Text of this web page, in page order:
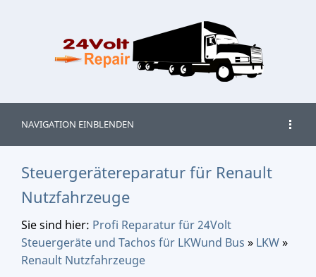
NAVIGATION EINBLENDEN
Steuergerätereparatur für Renault
Nutzfahrzeuge
Sie sind hier: Profi Reparatur für 24Volt
Steuergeräte und Tachos für LKWund Bus » LKW»
Renault Nutzfahrzeuge